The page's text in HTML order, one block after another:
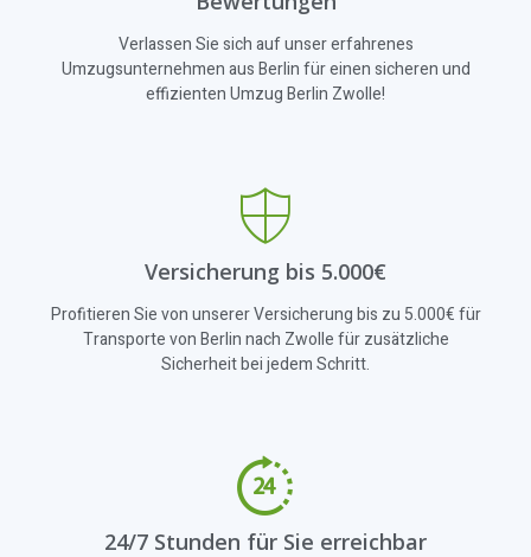
Verlassen Sie sich auf unser erfahrenes
Umzugsunternehmen aus Berlin für einen sicheren und
effizienten Umzug Berlin Zwolle!
Versicherung bis 5.000€
Profitieren Sie von unserer Versicherung bis zu 5.000€ für
Transporte von Berlin nach Zwolle für zusätzliche
Sicherheit bei jedem Schritt.
24/7 Stunden für Sie erreichbar